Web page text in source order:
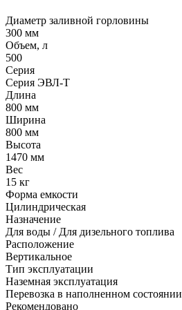
Диаметр заливной горловины
300 мм
Объем, л
500
Серия
Серия ЭВЛ-Т
Длина
800 мм
Ширина
800 мм
Высота
1470 мм
Вес
15 кг
Форма емкости
Цилиндрическая
Назначение
Для воды / Для дизельного топлива
Расположение
Вертикальное
Тип эксплуатации
Наземная эксплуатация
Перевозка в наполненном состоянии
Рекомендовано